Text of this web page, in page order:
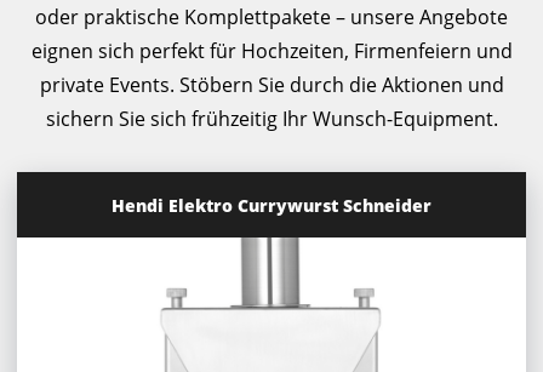
oder praktische Komplettpakete – unsere Angebote
eignen sich perfekt für Hochzeiten, Firmenfeiern und
private Events. Stöbern Sie durch die Aktionen und
sichern Sie sich frühzeitig Ihr Wunsch-Equipment.
Hendi Elektro Currywurst Schneider